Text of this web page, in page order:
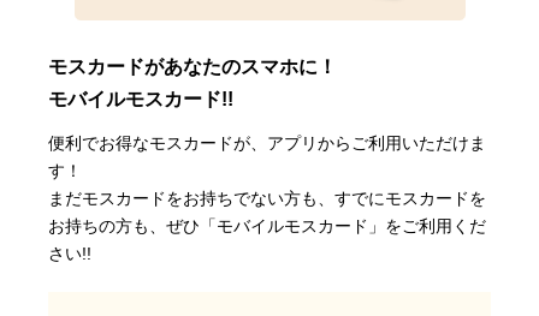
モスカードがあなたのスマホに！
モバイルモスカード!!
便利でお得なモスカードが、アプリからご利用いただけま
す！
まだモスカードをお持ちでない方も、すでにモスカードを
お持ちの方も、ぜひ「モバイルモスカード」をご利用くだ
さい!!